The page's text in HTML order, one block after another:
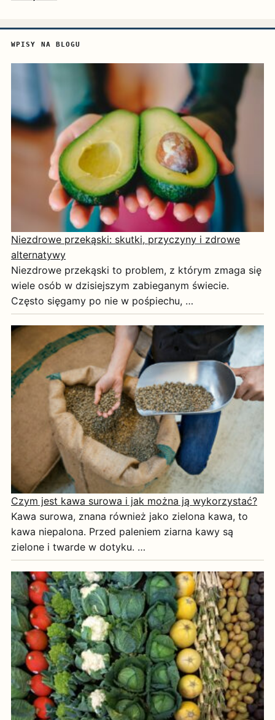
WPISY NA BLOGU
Niezdrowe przekąski: skutki, przyczyny i zdrowe
alternatywy
Niezdrowe przekąski to problem, z którym zmaga się
wiele osób w dzisiejszym zabieganym świecie.
Często sięgamy po nie w pośpiechu, …
Czym jest kawa surowa i jak można ją wykorzystać?
Kawa surowa, znana również jako zielona kawa, to
kawa niepalona. Przed paleniem ziarna kawy są
zielone i twarde w dotyku. …